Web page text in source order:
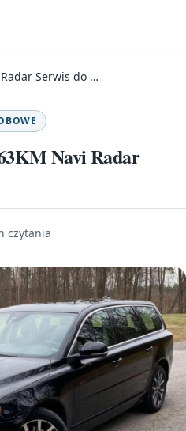
Serwis do …
Navi Radar
czytania